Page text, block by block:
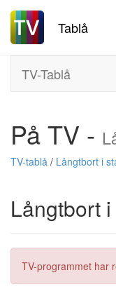
Tablå
TV-Tablå
På TV -
TV-tablå / Långtbort i
Långtbort
TV-programmet har